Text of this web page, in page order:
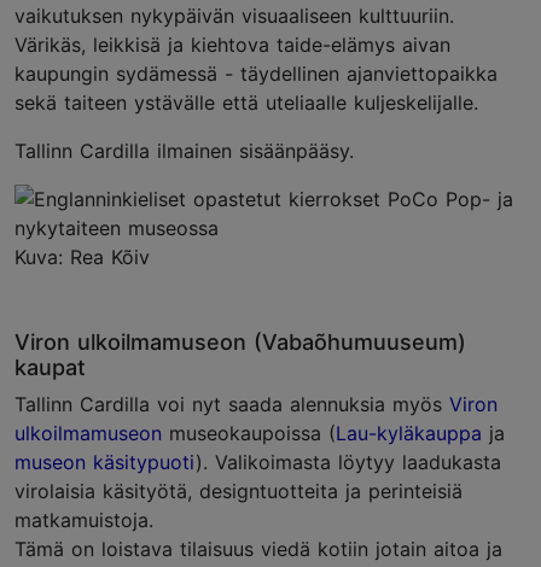
vaikutuksen nykypäivän visuaaliseen kulttuuriin.
Värikäs, leikkisä ja kiehtova taide-elämys aivan
kaupungin sydämessä - täydellinen ajanviettopaikka
sekä taiteen ystävälle että uteliaalle kuljeskelijalle.
Tallinn Cardilla ilmainen sisäänpääsy.
Kuva: Rea Kõiv
Viron ulkoilmamuseon (Vabaõhumuuseum)
kaupat
Tallinn Cardilla voi nyt saada alennuksia myös Viron
ulkoilmamuseon museokaupoissa (Lau-kyläkauppa ja
museon käsitypuoti). Valikoimasta löytyy laadukasta
virolaisia käsityötä, designtuotteita ja perinteisiä
matkamuistoja.
Tämä on loistava tilaisuus viedä kotiin jotain aitoa ja